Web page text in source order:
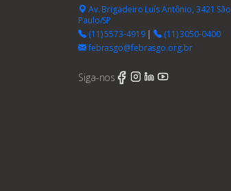
Av. Brigadeiro Luís Antônio, 3421 São
Paulo/SP
(11) 5573-4919|
(11) 3050-0400
febrasgo@febrasgo.org.br
Siga-nos